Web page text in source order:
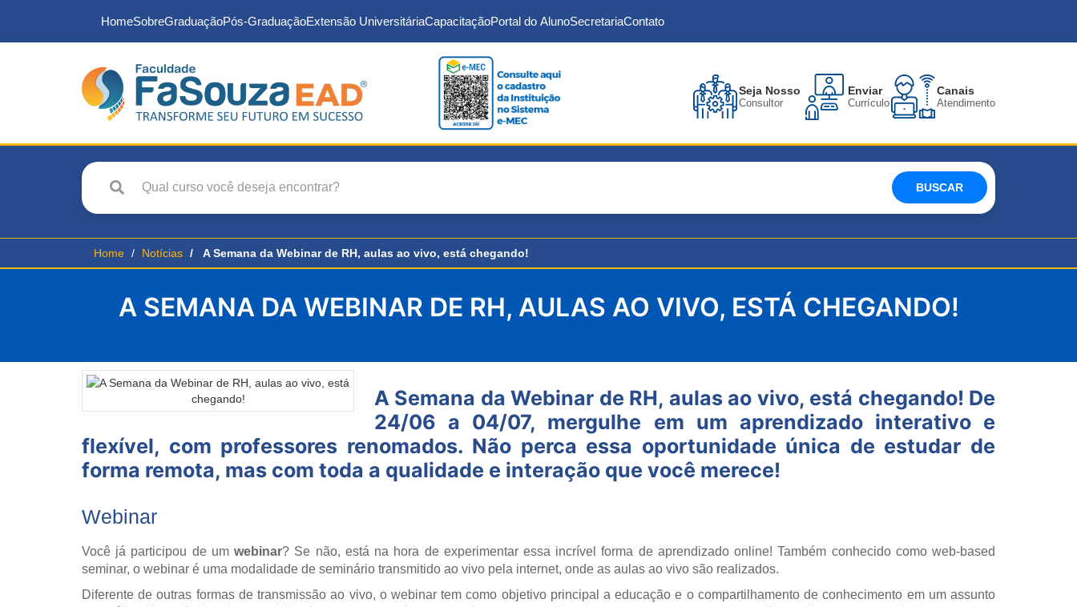
HomeSobreGraduaçãoPós-GraduaçãoExtensão UniversitáriaCapacitaçãoPortal do AlunoSecretariaContato
Seja Nosso
Consultor
Enviar
Currículo
Canais
Atendimento
BUSCAR
Home Notícias A Semana da Webinar de RH, aulas ao vivo, está chegando!
A SEMANA DA WEBINAR DE RH, AULAS AO VIVO, ESTÁ CHEGANDO!
A Semana da Webinar de RH, aulas ao vivo, está chegando! De
24/06 a 04/07, mergulhe em um aprendizado interativo e
flexível, com professores renomados. Não perca essa oportunidade única de estudar de
forma remota, mas com toda a qualidade e interação que você merece!
Webinar
Você já participou de umwebinar? Se não, está na hora de experimentar essa incrível forma de aprendizado online! Também conhecido como web-based
seminar, o webinar é uma modalidade de seminário transmitido ao vivo pela internet, onde as aulas ao vivo são realizados.
Diferente de outras formas de transmissão ao vivo, o webinar tem como objetivo principal a educação e o compartilhamento de conhecimento em um assunto